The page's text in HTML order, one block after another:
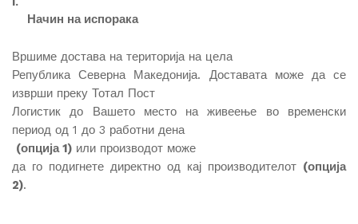
Начин на испорака
Вршиме достава на територија на цела
Република Северна Македонија. Доставата може да се
изврши преку Тотал Пост
Логистик до Вашето место на живеење во временски
период од 1 до 3 работни дена
(опција 1) или производот може
да го подигнете директно од кај производителот (опција
2).